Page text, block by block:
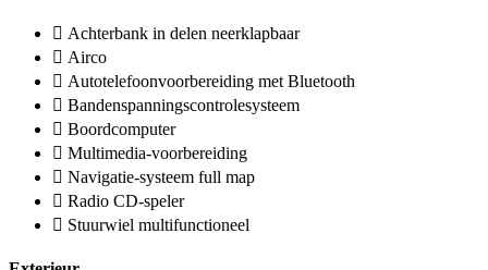
Achterbank in delen neerklapbaar
Airco
Autotelefoonvoorbereiding met Bluetooth
Bandenspanningscontrolesysteem
Boordcomputer
Multimedia-voorbereiding
Navigatie-systeem full map
Radio CD-speler
Stuurwiel multifunctioneel